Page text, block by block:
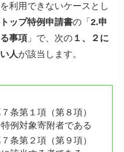
利用できないケースとし
ップ特例申請書の「2.申
事項 」で、次の １、２に
人 が該当します。
条第１項（第８項）
例対象寄附者である
条第２項（第９項）